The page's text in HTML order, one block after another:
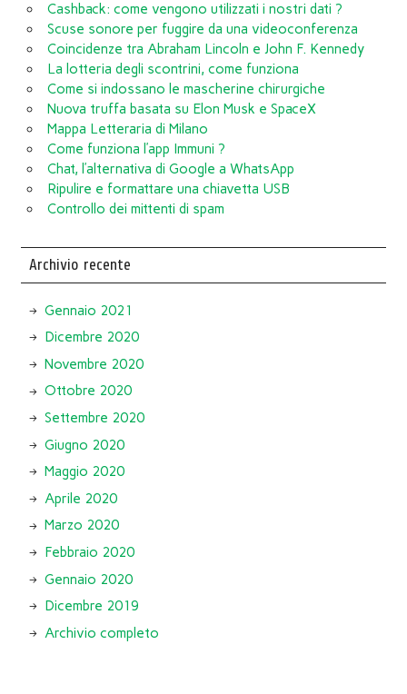
Cashback: come vengono utilizzati i nostri dati ?
Scuse sonore per fuggire da una videoconferenza
Coincidenze tra Abraham Lincoln e John F. Kennedy
La lotteria degli scontrini, come funziona
Come si indossano le mascherine chirurgiche
Nuova truffa basata su Elon Musk e SpaceX
Mappa Letteraria di Milano
Come funziona l’app Immuni ?
Chat, l’alternativa di Google a WhatsApp
Ripulire e formattare una chiavetta USB
Controllo dei mittenti di spam
Archivio recente
Gennaio 2021
Dicembre 2020
Novembre 2020
Ottobre 2020
Settembre 2020
Giugno 2020
Maggio 2020
Aprile 2020
Marzo 2020
Febbraio 2020
Gennaio 2020
Dicembre 2019
Archivio completo